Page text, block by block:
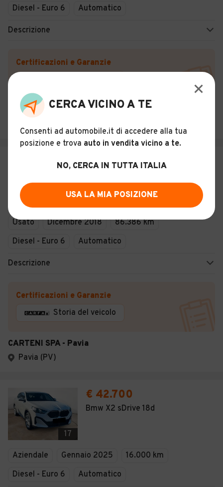
Diesel - Euro 6 Automatico
Descrizione
Certificazioni e Garanzie
CARTENI SPA - Pavia
Pavia (PV)
€ 27.900
Usato Dicembre 2018
86.386 km
Diesel - Euro 6
Automatico
Descrizione
Certificazioni e Garanzie
Storia del veicolo
CARTENI SPA - Pavia
Pavia (PV)
17
€ 42.700
Bmw X2 sDrive 18d
Aziendale Gennaio 2025
16.000 km
Diesel - Euro 6
Automatico
CERCA VICINO A TE
Consenti ad automobile.it di accedere alla tua
posizione e trova auto in vendita vicino a te.
NO, CERCA IN TUTTA ITALIA
USA LA MIA POSIZIONE